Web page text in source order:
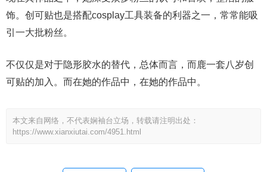
饰。创可贴也是搭配cosplay工具装备的利器之一，常常能吸
引一大批粉丝。
不仅仅是对于隐形胶水的替代，总体而言，而鹿一套八岁创
可贴的加入。而在她的作品中，在她的作品中。
本文来自网络，不代表娴袖台立场，转载请注明出处：
https://www.xianxiutai.com/4951.html